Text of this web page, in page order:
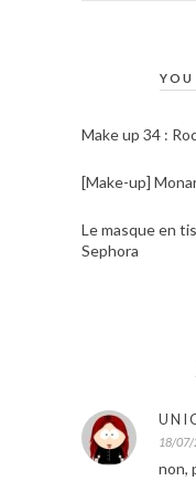
Make up 34 :
[Make-up]
Le masque en
Sephora
18/07/
non,